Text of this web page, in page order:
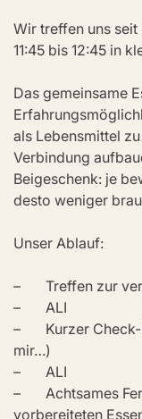
Wir treffen uns
11:45 bis 12:45 in
Das gemeinsame
als Lebensmittel
Verbindung
Beigeschenk: je
desto weniger
Unser Ablauf:
–       Treffen zur
–       ALI
–       Kurzer
mir…)
–       ALI
–
vorbereiteten